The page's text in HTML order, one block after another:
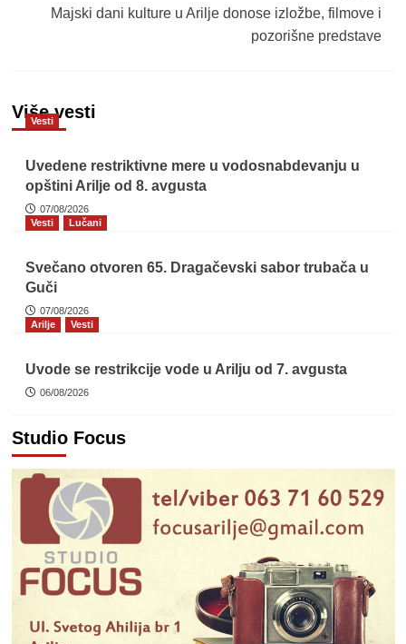
Majski dani kulture u Arilje donose izložbe, filmove i
pozorišne predstave
Više vesti
Vesti
Uvedene restriktivne mere u vodosnabdevanju u
opštini Arilje od 8. avgusta
07/08/2026
Vesti
Lučani
Svečano otvoren 65. Dragačevski sabor trubača u
Guči
07/08/2026
Arilje
Vesti
Uvode se restrikcije vode u Arilju od 7. avgusta
06/08/2026
Studio Focus